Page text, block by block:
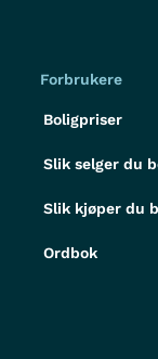
Forbrukere
Boligpriser
Slik selger du
Slik kjøper du
Ordbok